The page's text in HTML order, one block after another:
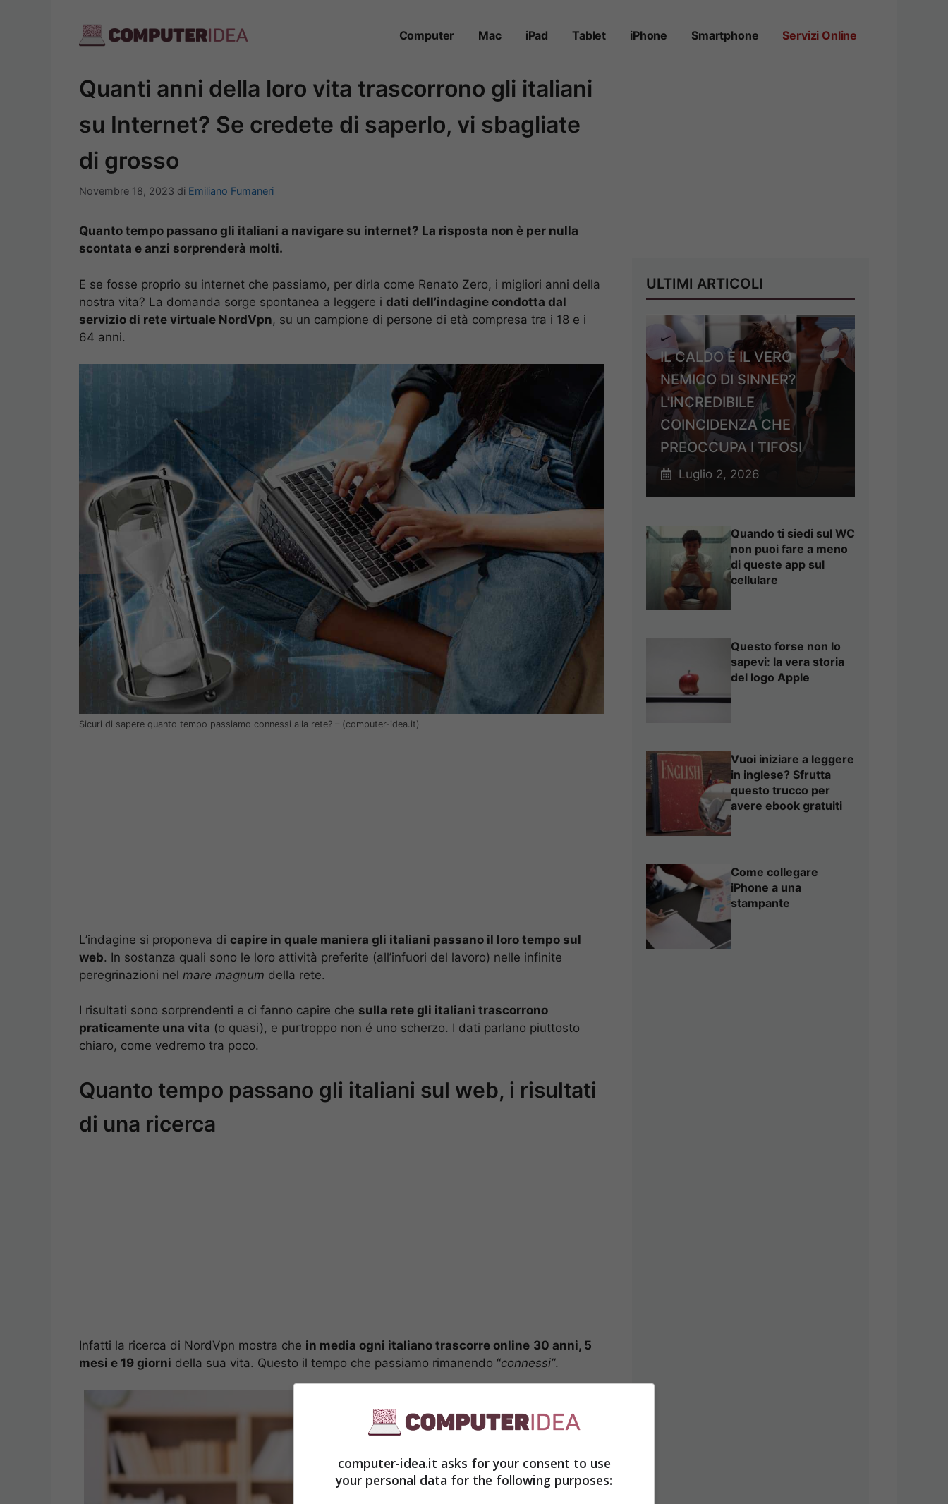
Computer Mac iPad Tablet iPhone Smartphone Servizi Online
Quanti anni della loro vita trascorrono gli italiani
su Internet? Se credete di saperlo, vi sbagliate
di grosso
Novembre 18, 2023 di Emiliano Fumaneri
Quanto tempo passano gli italiani a navigare su internet? La risposta non è per nulla
scontata e anzi sorprenderà molti.
E se fosse proprio su internet che passiamo, per dirla come Renato Zero, i migliori anni della
nostra vita? La domanda sorge spontanea a leggere i dati dell’indagine condotta dal
servizio di rete virtuale NordVpn, su un campione di persone di età compresa tra i 18 e i
64 anni.
Sicuri di sapere quanto tempo passiamo connessi alla rete? – (computer-idea.it)
L’indagine si proponeva di capire in quale maniera gli italiani passano il loro tempo sul
web. In sostanza quali sono le loro attività preferite (all’infuori del lavoro) nelle infinite
peregrinazioni nel mare magnum della rete.
I risultati sono sorprendenti e ci fanno capire che sulla rete gli italiani trascorrono
praticamente una vita (o quasi), e purtroppo non é uno scherzo. I dati parlano piuttosto
chiaro, come vedremo tra poco.
Quanto tempo passano gli italiani sul web, i risultati
di una ricerca
Infatti la ricerca di NordVpn mostra che in media ogni italiano trascorre online 30 anni, 5
mesi e 19 giorni della sua vita. Questo il tempo che passiamo rimanendo “connessi”.
ULTIMI ARTICOLI
IL CALDO È IL VERO
NEMICO DI SINNER?
L’INCREDIBILE
COINCIDENZA CHE
PREOCCUPA I TIFOSI
Luglio 2, 2026
Quando ti siedi sul WC
non puoi fare a meno
di queste app sul
cellulare
Questo forse non lo
sapevi: la vera storia
del logo Apple
Vuoi iniziare a leggere
in inglese? Sfrutta
questo trucco per
avere ebook gratuiti
Come collegare
iPhone a una
stampante
computer-idea.it asks for your consent to use
your personal data for the following purposes: